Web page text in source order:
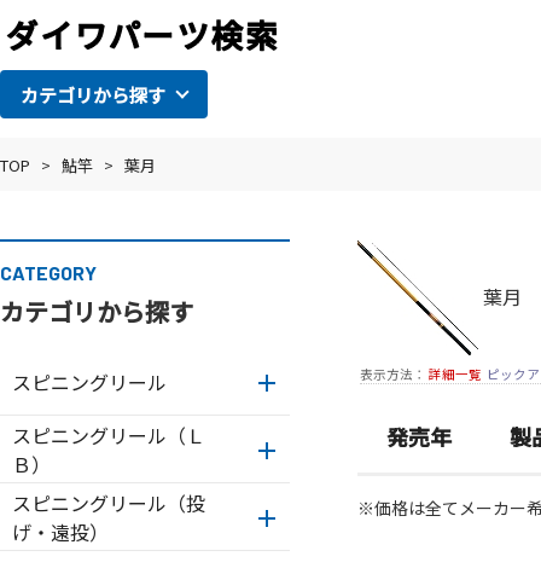
カテゴリから探す
TOP > 鮎竿 > 葉月
CATEGORY
カテゴリから探す
スピニングリール
スピニングリール（Ｌ
Ｂ）
スピニングリール（投
げ・遠投）
葉月
表示方法： 詳細一覧 ピック
発売年 製
※価格は全てメーカー